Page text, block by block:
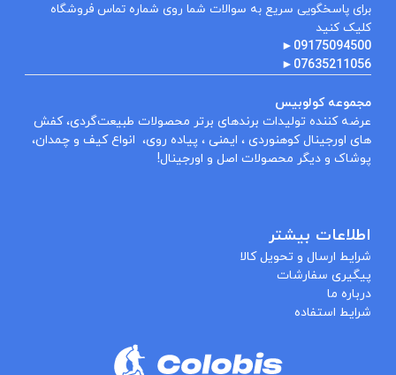
برای پاسخگویی سریع به سوالات شما روی شماره تماس فروشگاه
کلیک کنید
09175094500
►
07635211056
►
مجموعه کولوبیس
عرضه کننده تولیدات برندهای برتر محصولات طبیعت‌گردی، کفش
های اورجینال کوهنوردی ، ایمنی ، پیاده روی، انواع کیف و چمدان،
پوشاک و دیگر محصولات اصل و اورجینال!
اطلاعات بیشتر
شرایط ارسال و تحویل کالا
پیگیری سفارشات
درباره ما
شرایط استفاده